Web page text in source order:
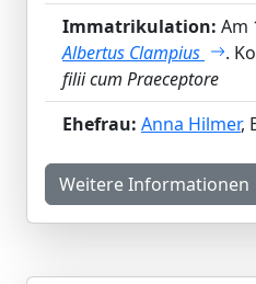
Immatrikulation: Am
Albertus Clampius
.
filii cum Praeceptore
Ehefrau: Anna Hilmer,
Weitere Informationen